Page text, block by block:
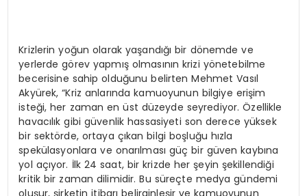
Krizlerin yoğun olarak yaşandığı bir dönemde ve
yerlerde görev yapmış olmasının krizi yönetebilme
becerisine sahip olduğunu belirten Mehmet Vasıl
Akyürek, “Kriz anlarında kamuoyunun bilgiye erişim
isteği, her zaman en üst düzeyde seyrediyor. Özellikle
havacılık gibi güvenlik hassasiyeti son derece yüksek
bir sektörde, ortaya çıkan bilgi boşluğu hızla
spekülasyonlara ve onarılması güç bir güven kaybına
yol açıyor. İlk 24 saat, bir krizde her şeyin şekillendiği
kritik bir zaman dilimidir. Bu süreçte medya gündemi
oluşur, şirketin itibarı belirginleşir ve kamuoyunun